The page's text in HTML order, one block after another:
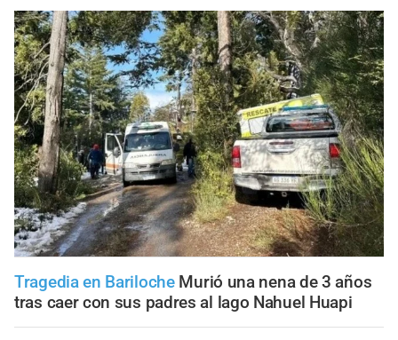
Tragedia en Bariloche Murió una nena de 3 años
tras caer con sus padres al lago Nahuel Huapi